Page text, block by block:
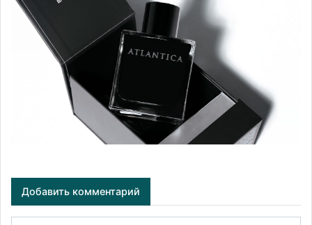
Добавить комментарий